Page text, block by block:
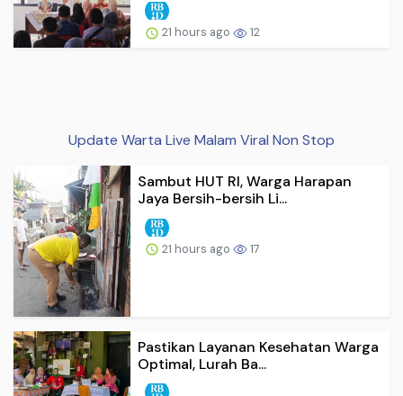
21 hours ago 12
Update Warta Live Malam Viral Non Stop
Sambut HUT RI, Warga Harapan
Jaya Bersih-bersih Li...
21 hours ago 17
Pastikan Layanan Kesehatan Warga
Optimal, Lurah Ba...